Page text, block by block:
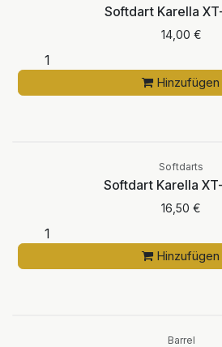
Softdart Karella
14,00 €
Hinzufügen
Softdarts
Softdart Karella
16,50 €
Hinzufügen
Barrel